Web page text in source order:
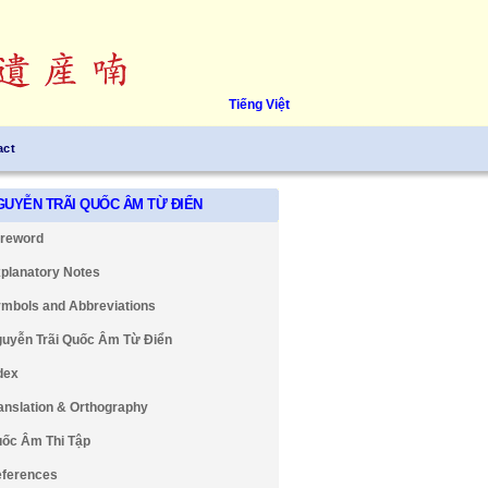
Tiếng Việt
TRÃI QUỐC ÂM TỪ ĐIỂN
Notes
and Abbreviations
Trãi Quốc Âm Từ Điển
& Orthography
Âm Thi Tập